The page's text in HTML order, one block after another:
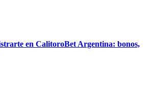
en CalitoroBet Argentina: bonos,